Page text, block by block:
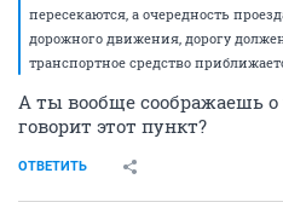
пересекаются, а очередность
дорожного движения, дорогу
транспортное средство
А ты вообще соображаешь
говорит этот пункт?
ОТВЕТИТЬ